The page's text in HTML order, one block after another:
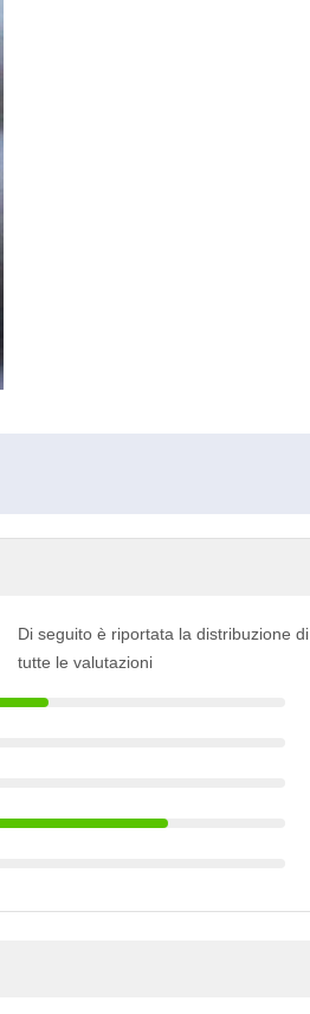
Di seguito è riportata la distribuzione di
tutte le valutazioni